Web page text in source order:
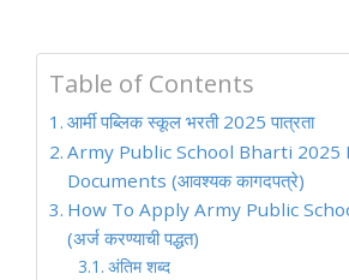
Table of Contents
आर्मी पब्लिक स्कूल भरती 2025 पात्रता
Army Public School Bharti 2025
Documents (आवश्यक कागदपत्रे)
How To Apply Army Public
(अर्ज करण्याची पद्धत)
अंतिम शब्द